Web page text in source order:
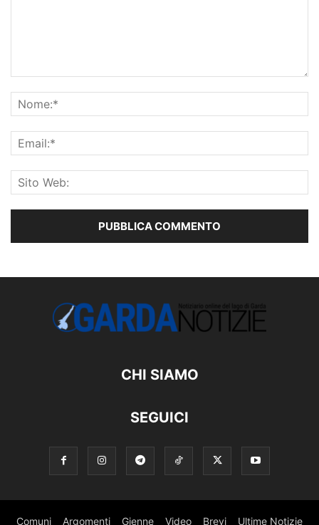
CHI SIAMO
SEGUICI
Comuni Argomenti Gienne Video Brevi Ultime Notizie